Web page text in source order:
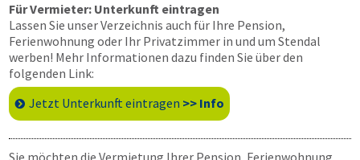
Für Vermieter: Unterkunft eintragen
Lassen Sie unser Verzeichnis auch für Ihre Pension,
Ferienwohnung oder Ihr Privatzimmer in und um Stendal
werben! Mehr Informationen dazu finden Sie über den
folgenden Link:
Jetzt Unterkunft eintragen >> Info
Sie möchten die Vermietung Ihrer Pension, Ferienwohnung